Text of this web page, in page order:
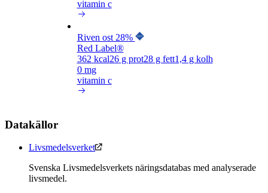
vitamin c
Riven ost 28%
Red Label®
362 kcal26g prot28g fett1,4g kolh
0 mg
vitamin c
Datakällor
Livsmedelsverket
Svenska Livsmedelsverkets näringsdatabas med analyserade
livsmedel.